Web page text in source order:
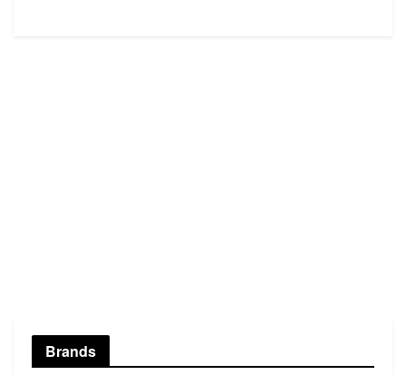
Brands